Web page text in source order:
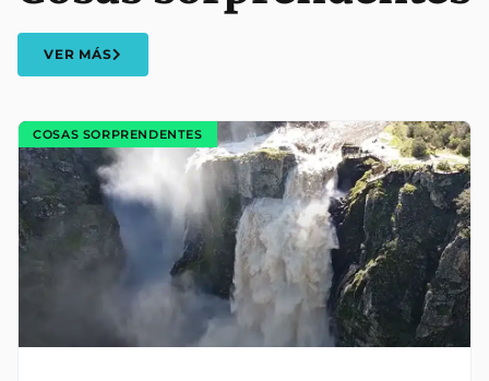
VER MÁS
COSAS SORPRENDENTES